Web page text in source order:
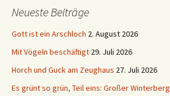
Neueste Beiträge
Gott ist ein Arschloch 2. August 2026
Mit Vögeln beschäftigt 29. Juli 2026
Horch und Guck am Zeughaus 27. Juli 2026
Es grünt so grün, Teil eins: Großer Winterberg